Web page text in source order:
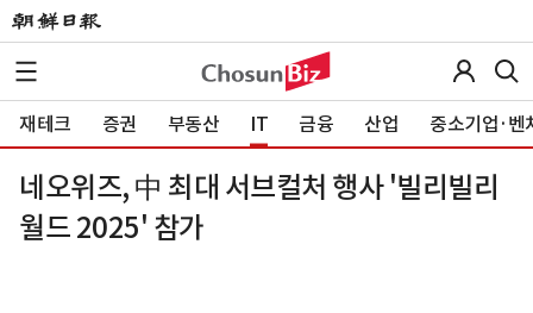
재테크 증권 부동산 IT 금융 산업 중소기업·벤
네오위즈, 中 최대 서브컬처 행사 '빌리빌리
월드 2025' 참가